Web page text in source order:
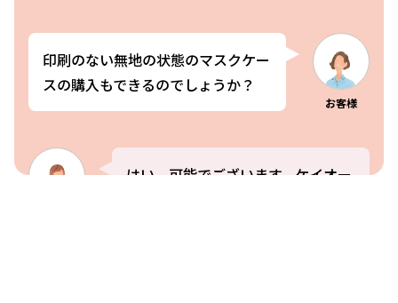
お客様
印刷のない無地の状態のマスクケー
スの購入もできるのでしょうか？
はい。可能でございます。ケイオー